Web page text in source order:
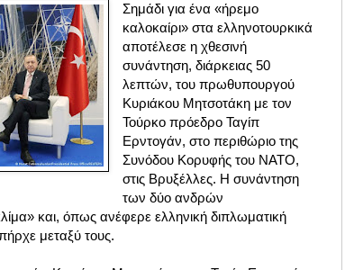
Σημάδι για ένα «ήρεμο
καλοκαίρι» στα ελληνοτουρκικά
αποτέλεσε η χθεσινή
συνάντηση, διάρκειας 50
λεπτών, του πρωθυπουργού
Κυριάκου Μητσοτάκη με τον
Τούρκο πρόεδρο Ταγίπ
Ερντογάν, στο περιθώριο της
Συνόδου Κορυφής του ΝΑΤΟ,
στις Βρυξέλλες. Η συνάντηση
των δύο ανδρών
και, όπως ανέφερε ελληνική διπλωματική
μεταξύ τους.